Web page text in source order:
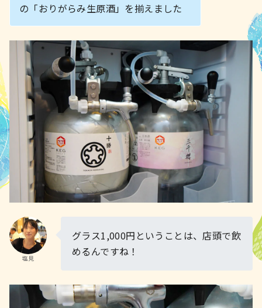
の「おりがらみ生原酒」を揃えました
塩見
グラス1,000円ということは、店頭で飲
めるんですね！